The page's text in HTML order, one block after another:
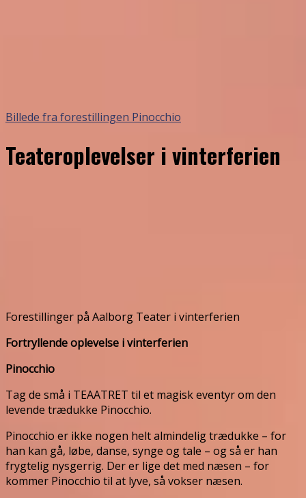
Billede fra forestillingen Pinocchio
Teateroplevelser i vinterferien
Forestillinger på Aalborg Teater i vinterferien
Fortryllende oplevelse i vinterferien
Pinocchio
Tag de små i TEAATRET til et magisk eventyr om den
levende trædukke Pinocchio.
Pinocchio er ikke nogen helt almindelig trædukke – for
han kan gå, løbe, danse, synge og tale – og så er han
frygtelig nysgerrig. Der er lige det med næsen – for
kommer Pinocchio til at lyve, så vokser næsen.